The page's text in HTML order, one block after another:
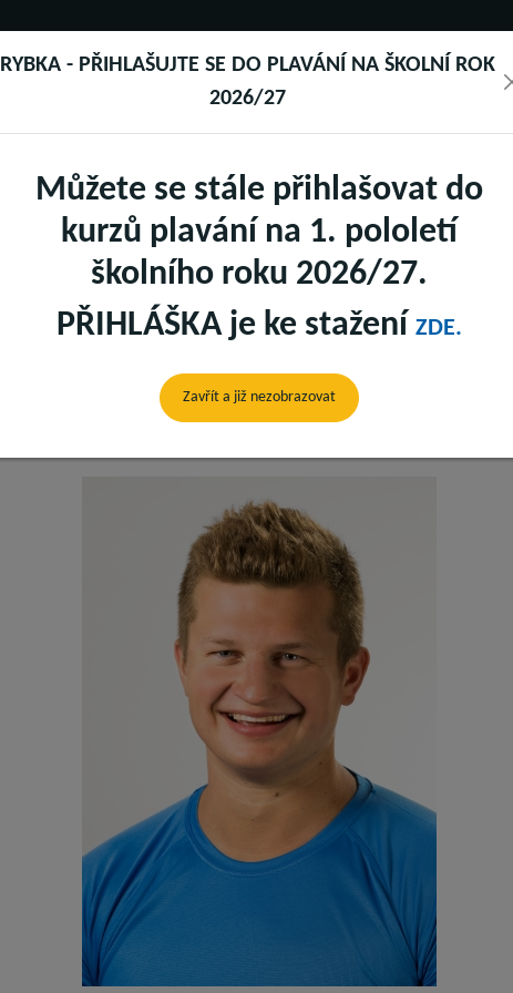
SAUNY FITNESS PŠ RYBKA
NEMO DĚTSKÁ
JAKUB KOČAŘ
Rybka
RYBKA - PŘIHLAŠUJTE SE DO PLAVÁNÍ NA ŠKOLNÍ ROK
2026/27
Můžete se stále přihlašovat do
kurzů plavání na 1. pololetí
školního roku 2026/27.
PŘIHLÁŠKA je ke stažení ZDE.
Zavřít a již nezobrazovat